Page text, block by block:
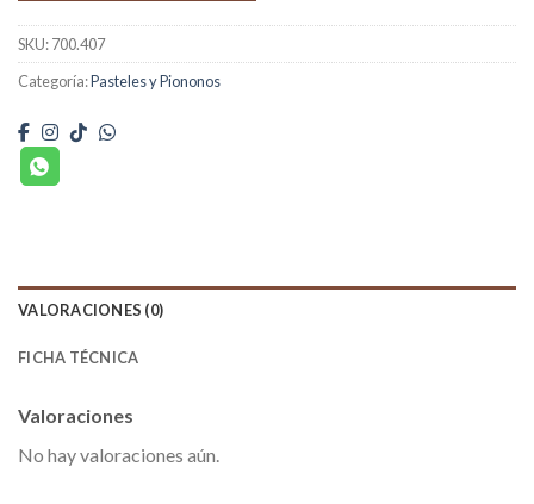
SKU:700.407
Categoría:Pasteles y Piononos
VALORACIONES (0)
FICHA TÉCNICA
Valoraciones
No hay valoraciones aún.